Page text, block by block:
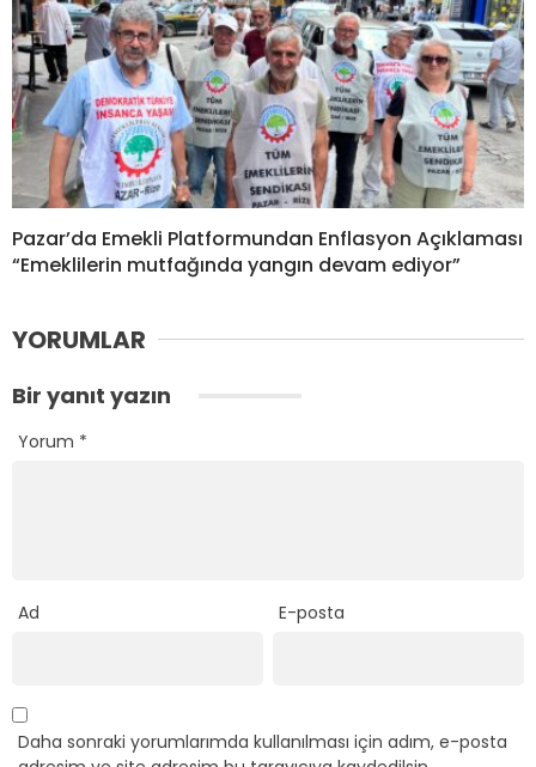
Pazar’da Emekli Platformundan Enflasyon Açıklaması
“Emeklilerin mutfağında yangın devam ediyor”
YORUMLAR
Bir yanıt yazın
Yorum *
Ad E-posta
Daha sonraki yorumlarımda kullanılması için adım, e-posta